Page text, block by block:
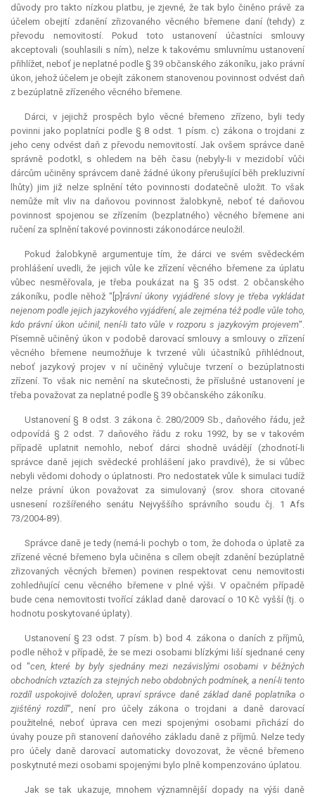
důvody pro takto nízkou platbu, je zjevné, že tak bylo činěno právě za
účelem obejití zdanění zřizovaného věcného břemene daní (tehdy) z
převodu nemovitostí. Pokud toto ustanovení účastníci smlouvy
akceptovali (souhlasili s ním), nelze k takovému smluvnímu ustanovení
přihlížet, neboť je neplatné podle § 39 občanského zákoníku, jako právní
úkon, jehož účelem je obejít zákonem stanovenou povinnost odvést daň
z bezúplatně zřízeného věcného břemene.
Dárci, v jejichž prospěch bylo věcné břemeno zřízeno, byli tedy
povinni jako poplatníci podle § 8 odst. 1 písm. c) zákona o trojdani z
jeho ceny odvést daň z převodu nemovitostí. Jak ovšem správce daně
správně podotkl, s ohledem na běh času (nebyly-li v mezidobí vůči
dárcům učiněny správcem daně žádné úkony přerušující běh prekluzivní
lhůty) jim již nelze splnění této povinnosti dodatečně uložit. To však
nemůže mít vliv na daňovou povinnost žalobkyně, neboť té daňovou
povinnost spojenou se zřízením (bezplatného) věcného břemene ani
ručení za splnění takové povinnosti zákonodárce neuložil.
Pokud žalobkyně argumentuje tím, že dárci ve svém svědeckém
prohlášení uvedli, že jejich vůle ke zřízení věcného břemene za úplatu
vůbec nesměřovala, je třeba poukázat na § 35 odst. 2 občanského
zákoníku, podle něhož "[p]rávní úkony vyjádřené slovy je třeba vykládat
nejenom podle jejich jazykového vyjádření, ale zejména též podle vůle toho,
kdo právní úkon učinil, není-li tato vůle v rozporu s jazykovým projevem".
Písemně učiněný úkon v podobě darovací smlouvy a smlouvy o zřízení
věcného břemene neumožňuje k tvrzené vůli účastníků přihlédnout,
neboť jazykový projev v ní učiněný vylučuje tvrzení o bezúplatnosti
zřízení. To však nic nemění na skutečnosti, že příslušné ustanovení je
třeba považovat za neplatné podle § 39 občanského zákoníku.
Ustanovení § 8 odst. 3 zákona č. 280/2009 Sb., daňového řádu, jež
odpovídá § 2 odst. 7 daňového řádu z roku 1992, by se v takovém
případě uplatnit nemohlo, neboť dárci shodně uvádějí (zhodnotí-li
správce daně jejich svědecké prohlášení jako pravdivé), že si vůbec
nebyli vědomi dohody o úplatnosti. Pro nedostatek vůle k simulaci tudíž
nelze právní úkon považovat za simulovaný (srov. shora citované
usnesení rozšířeného senátu Nejvyššího správního soudu čj. 1 Afs
73/2004-89).
Správce daně je tedy (nemá-li pochyb o tom, že dohoda o úplatě za
zřízené věcné břemeno byla učiněna s cílem obejít zdanění bezúplatně
zřizovaných věcných břemen) povinen respektovat cenu nemovitosti
zohledňující cenu věcného břemene v plné výši. V opačném případě
bude cena nemovitosti tvořící základ daně darovací o 10 Kč vyšší (tj. o
hodnotu poskytované úplaty).
Ustanovení § 23 odst. 7 písm. b) bod 4. zákona o daních z příjmů,
podle něhož v případě, že se mezi osobami blízkými liší sjednané ceny
od "cen, které by byly sjednány mezi nezávislými osobami v běžných
obchodních vztazích za stejných nebo obdobných podmínek, a není-li tento
rozdíl uspokojivě doložen, upraví správce daně základ daně poplatníka o
zjištěný rozdíl", není pro účely zákona o trojdani a daně darovací
použitelné, neboť úprava cen mezi spojenými osobami přichází do
úvahy pouze při stanovení daňového základu daně z příjmů. Nelze tedy
pro účely daně darovací automaticky dovozovat, že věcné břemeno
poskytnuté mezi osobami spojenými bylo plně kompenzováno úplatou.
Jak se tak ukazuje, mnohem významnější dopady na výši daně